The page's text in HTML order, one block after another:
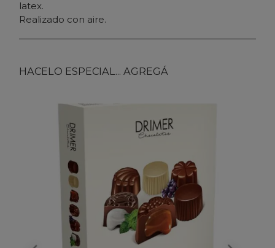
latex.
Realizado con aire.
HACELO ESPECIAL... AGREGÁ